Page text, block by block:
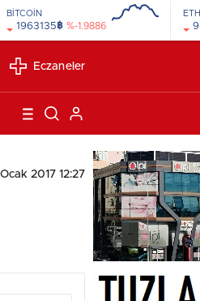
BİTCOİN
1963135฿ %-1.9886
Eczaneler
2017 12:27